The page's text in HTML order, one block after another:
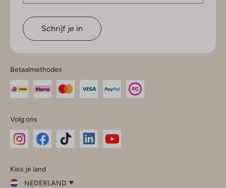
Schrijf je in
Betaalmethodes
Volg ons
InstagramFacebook
Kies je land
NEDERLAND